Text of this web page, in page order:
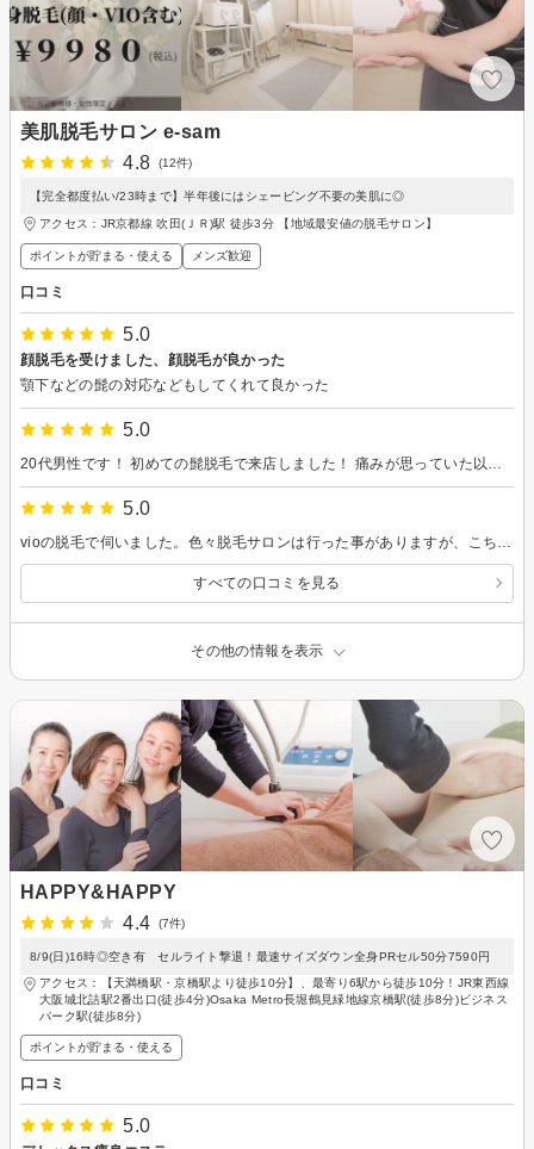
美肌脱毛サロン e-sam
4.8
(12件)
【完全都度払い/23時まで】半年後にはシェービング不要の美肌に◎
アクセス：JR京都線 吹田(ＪＲ)駅 徒歩3分 【地域最安値の脱毛サロン】
ポイントが貯まる・使える メンズ歓迎
口コミ
5.0
顔脱毛を受けました、顔脱毛が良かった
顎下などの髭の対応などもしてくれて良かった
5.0
5.0
すべての口コミを見る
その他の情報を表示
HAPPY&HAPPY
4.4
(7件)
8/9(日)16時◎空き有 セルライト撃退！最速サイズダウン全身PRセル50分7590円
アクセス：【天満橋駅・京橋駅より徒歩10分】、最寄り6駅から徒歩10分！JR東西線
大阪城北詰駅2番出口(徒歩4分)Osaka Metro長堀鶴見緑地線京橋駅(徒歩8分)ビジネス
パーク駅(徒歩8分)
ポイントが貯まる・使える
口コミ
5.0